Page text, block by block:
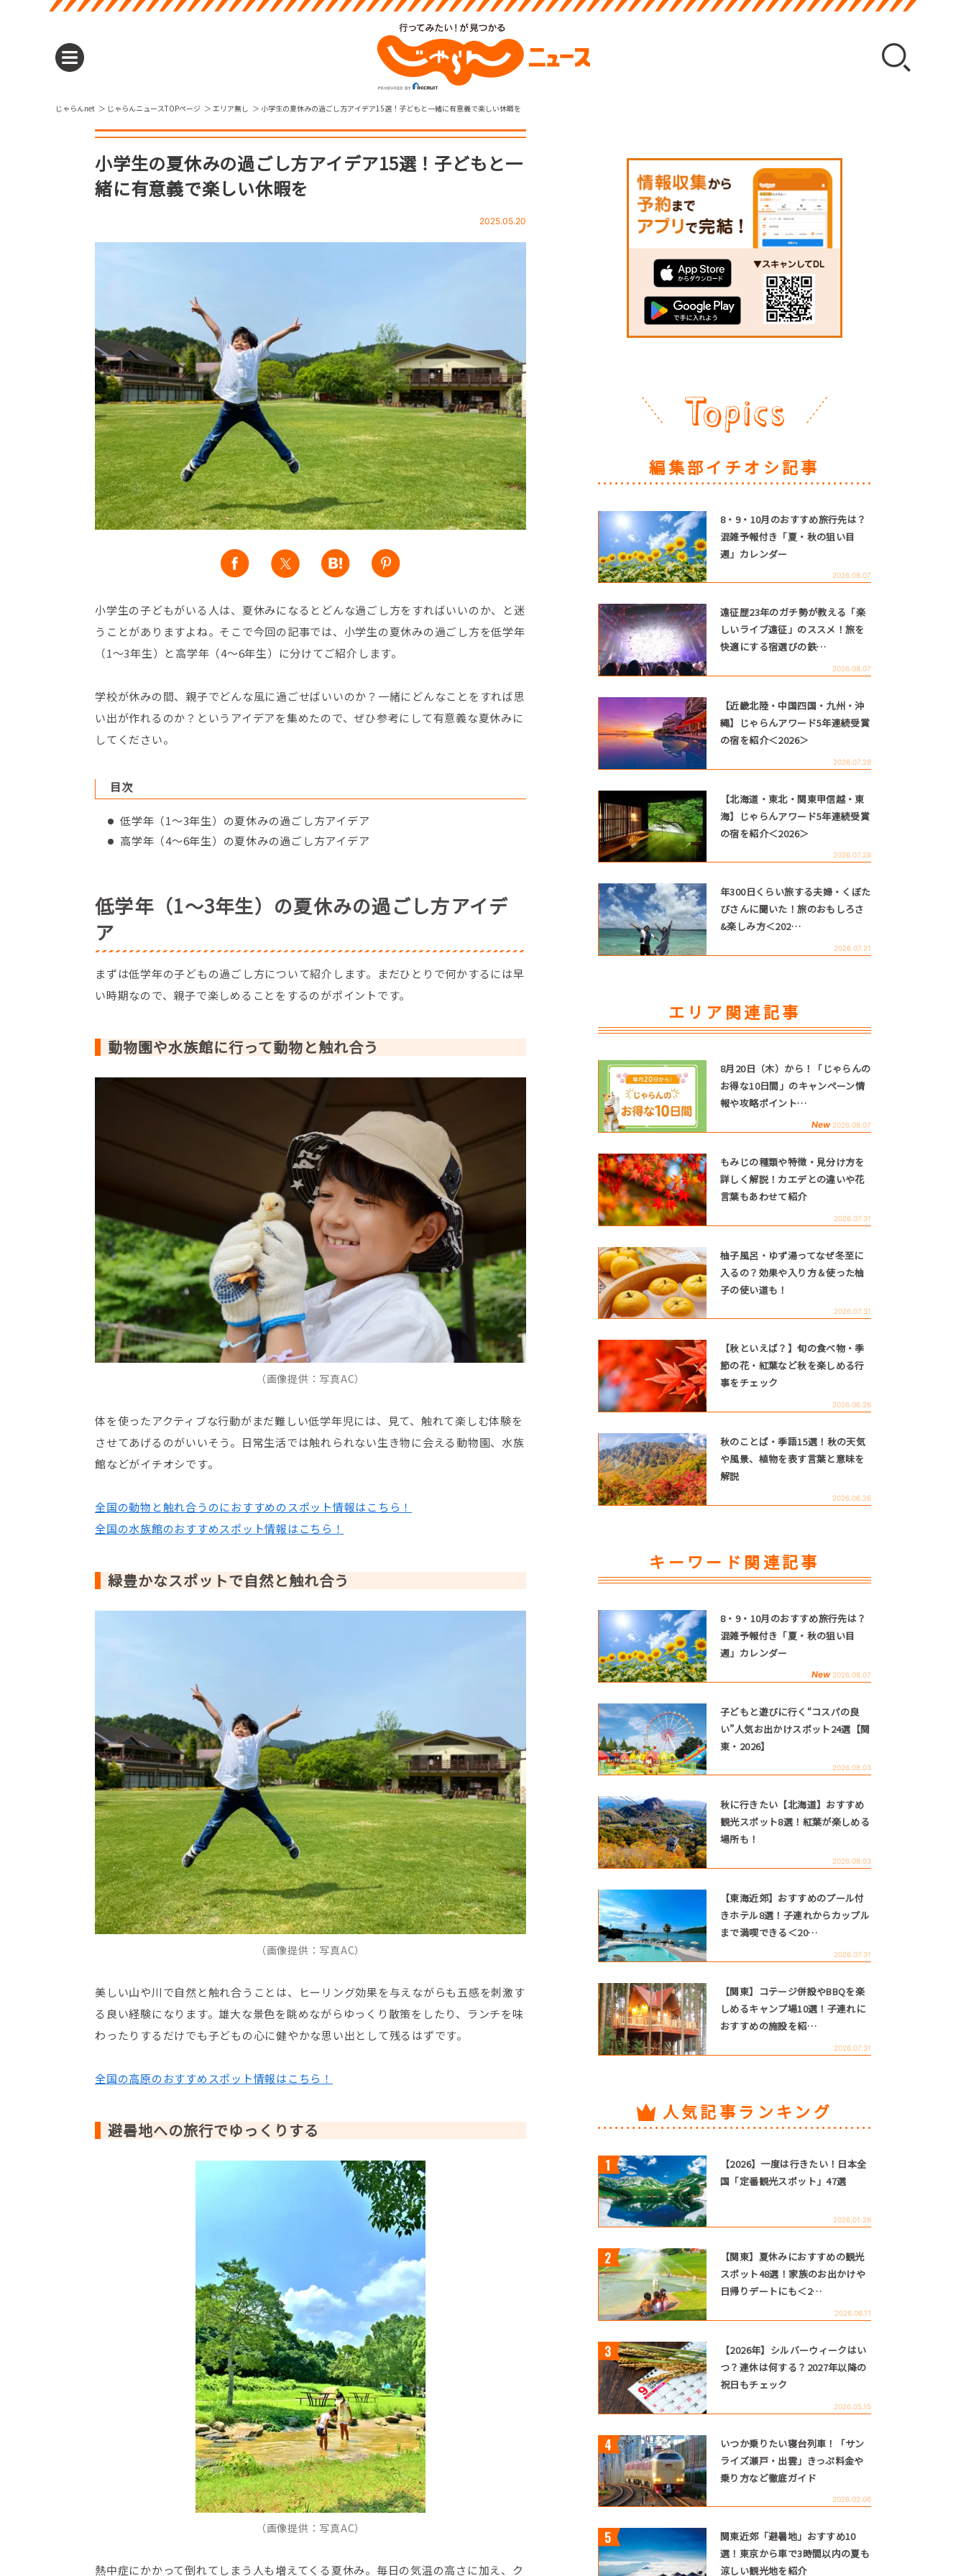
じゃらんnet じゃらんニュースTOPページ エリア無し 小学生の夏休みの過ごし方アイデア15選！子どもと一緒に有意義で楽しい休暇を
2025.05.20
小学生の夏休みの過ごし方アイデア15選！子どもと一
緒に有意義で楽しい休暇を
小学生の子どもがいる人は、夏休みになるとどんな過ごし方をすればいいのか、と迷
うことがありますよね。そこで今回の記事では、小学生の夏休みの過ごし方を低学年
（1～3年生）と高学年（4～6年生）に分けてご紹介します。
学校が休みの間、親子でどんな風に過ごせばいいのか？一緒にどんなことをすれば思
い出が作れるのか？というアイデアを集めたので、ぜひ参考にして有意義な夏休みに
してください。
目次
低学年（1～3年生）の夏休みの過ごし方アイデア
高学年（4～6年生）の夏休みの過ごし方アイデア
低学年（1～3年生）の夏休みの過ごし方アイデ
ア
まずは低学年の子どもの過ごし方について紹介します。まだひとりで何かするには早
い時期なので、親子で楽しめることをするのがポイントです。
動物園や水族館に行って動物と触れ合う
（画像提供：写真AC）
体を使ったアクティブな行動がまだ難しい低学年児には、見て、触れて楽しむ体験を
させてあげるのがいいそう。日常生活では触れられない生き物に会える動物園、水族
館などがイチオシです。
全国の動物と触れ合うのにおすすめのスポット情報はこちら！
全国の水族館のおすすめスポット情報はこちら！
緑豊かなスポットで自然と触れ合う
（画像提供：写真AC）
美しい山や川で自然と触れ合うことは、ヒーリング効果を与えながらも五感を刺激す
る良い経験になります。雄大な景色を眺めながらゆっくり散策をしたり、ランチを味
わったりするだけでも子どもの心に健やかな思い出として残るはずです。
全国の高原のおすすめスポット情報はこちら！
避暑地への旅行でゆっくりする
（画像提供：写真AC）
熱中症にかかって倒れてしまう人も増えてくる夏休み。毎日の気温の高さに加え、ク
編集部イチオシ記事
8・9・10月のおすすめ旅行先は？
混雑予報付き「夏・秋の狙い目
週」カレンダー
2026.08.07
遠征歴23年のガチ勢が教える「楽
しいライブ遠征」のススメ！旅を
快適にする宿選びの鉄…
2026.08.07
【近畿北陸・中国四国・九州・沖
縄】じゃらんアワード5年連続受賞
の宿を紹介＜2026＞
2026.07.28
【北海道・東北・関東甲信越・東
海】じゃらんアワード5年連続受賞
の宿を紹介＜2026＞
2026.07.28
年300日くらい旅する夫婦・くぼた
びさんに聞いた！旅のおもしろさ
&楽しみ方＜202…
2026.07.21
エリア関連記事
8月20日（木）から！「じゃらんの
お得な10日間」のキャンペーン情
報や攻略ポイント…
New 2026.08.07
もみじの種類や特徴・見分け方を
詳しく解説！カエデとの違いや花
言葉もあわせて紹介
2026.07.31
柚子風呂・ゆず湯ってなぜ冬至に
入るの？効果や入り方＆使った柚
子の使い道も！
2026.07.31
【秋といえば？】旬の食べ物・季
節の花・紅葉など秋を楽しめる行
事をチェック
2026.06.26
秋のことば・季語15選！秋の天気
や風景、植物を表す言葉と意味を
解説
2026.06.26
キーワード関連記事
8・9・10月のおすすめ旅行先は？
混雑予報付き「夏・秋の狙い目
週」カレンダー
New 2026.08.07
子どもと遊びに行く“コスパの良
い”人気お出かけスポット24選【関
東・2026】
2026.08.03
秋に行きたい【北海道】おすすめ
観光スポット8選！紅葉が楽しめる
場所も！
2026.08.03
【東海近郊】おすすめのプール付
きホテル8選！子連れからカップル
まで満喫できる＜20…
2026.07.31
【関東】コテージ併設やBBQを楽
しめるキャンプ場10選！子連れに
おすすめの施設を紹…
2026.07.31
人気記事ランキング
【2026】一度は行きたい！日本全
国「定番観光スポット」47選
2026.01.28
【関東】夏休みにおすすめの観光
スポット48選！家族のお出かけや
日帰りデートにも＜2…
2026.06.11
【2026年】シルバーウィークはい
つ？連休は何する？2027年以降の
祝日もチェック
2026.05.15
いつか乗りたい寝台列車！「サン
ライズ瀬戸・出雲」きっぷ料金や
乗り方など徹底ガイド
2026.02.06
関東近郊「避暑地」おすすめ10
選！東京から車で3時間以内の夏も
涼しい観光地を紹介